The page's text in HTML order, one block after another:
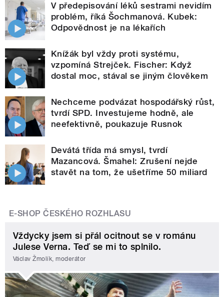
V předepisování léků sestrami nevidím
problém, říká Šochmanová. Kubek:
Odpovědnost je na lékařích
Knížák byl vždy proti systému,
vzpomíná Strejček. Fischer: Když
dostal moc, stával se jiným člověkem
Nechceme podvázat hospodářský růst,
tvrdí SPD. Investujeme hodně, ale
neefektivně, poukazuje Rusnok
Devátá třída má smysl, tvrdí
Mazancová. Šmahel: Zrušení nejde
stavět na tom, že ušetříme 50 miliard
E-SHOP ČESKÉHO ROZHLASU
Vždycky jsem si přál ocitnout se v románu
Julese Verna. Teď se mi to splnilo.
Václav Žmolík, moderátor